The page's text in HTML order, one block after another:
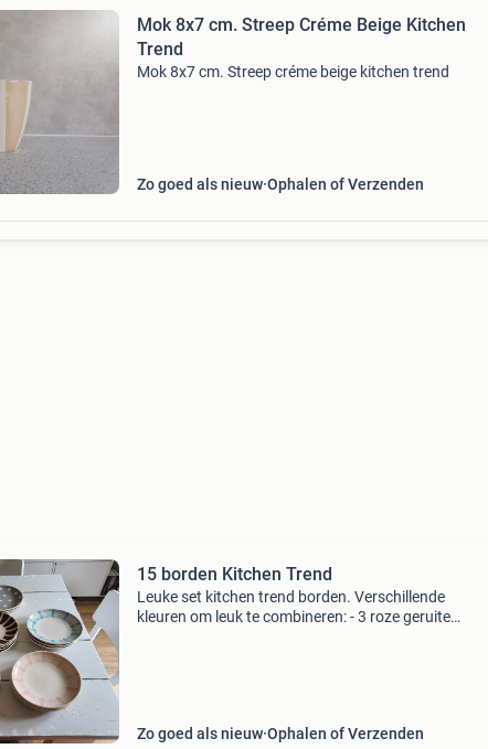
Mok 8x7 cm. Streep Créme Beige Kitchen
Trend
Mok 8x7 cm. Streep créme beige kitchen trend
Zo goed als nieuw Ophalen of Verzenden
15 borden Kitchen Trend
Leuke set kitchen trend borden. Verschillende
kleuren om leuk te combineren: - 3 roze geruite
Zo goed als nieuw Ophalen of Verzenden